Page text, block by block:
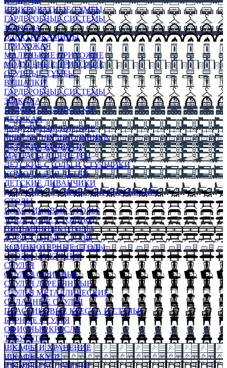
ПРИКРОВАТНЫЕ ТУМБЫ
ГАРДЕРОБНЫЕ СИСТЕМЫ
ЗЕРКАЛА
ЭЛЕКТРОКАМИНЫ
ПРИХОЖАЯ
МАЛЕНЬКИЕ ПРИХОЖИЕ
МОДУЛЬНЫЕ ПРИХОЖИЕ
ОБУВНЫЕ ТУМБЫ
ВЕШАЛКИ
ГАРДЕРОБНЫЕ СИСТЕМЫ
ЗЕРКАЛА
ПУФИКИ И БАНКЕТКИ
ДЕТСКАЯ
МОДУЛЬНЫЕ ДЕТСКИЕ
МЕБЕЛЬ ДЛЯ ШКОЛЬНИКА
ДЕТСКИЕ КРОВАТИ
МАТРАСЫ ДЛЯ ДЕТЕЙ
ДЕТСКИЕ СТОЛЫ И СТУЛЬЧИКИ
КОМОДЫ ДЛЯ ДЕТЕЙ
ДЕТСКИЕ ДИВАНЧИКИ
ДЕТСКИЙ СТУЛЬЧИК ДЛЯ КОРМЛЕНИЯ
СТОЛЫ
ПЛАСТИКОВЫЕ СТОЛЫ
ТУАЛЕТНЫЕ СТОЛИКИ
ПИСЬМЕННЫЕ СТОЛЫ
ЖУРНАЛЬНЫЕ СТОЛЫ
КОМПЬЮТЕРНЫЕ СТОЛЫ
СТОЛЫ НА КУХНЮ
СТУЛЬЯ
СТУЛЬЯ ОФИСНЫЕ
СТУЛЬЯ ДЕРЕВЯННЫЕ
СТУЛЬЯ МЕТАЛЛИЧЕСКИЕ
СКЛАДНЫЕ СТУЛЬЯ
ПЛАСТИКОВЫЕ КРЕСЛА И СТУЛЬЯ
БАРНЫЕ СТУЛЬЯ
ОФИСНЫЕ КРЕСЛА
ТАБУРЕТЫ
ШКАФЫ И ХРАНЕНИЕ
ШКАФЫ-КУПЕ
ШКАФЫ-РАСПАШНЫЕ